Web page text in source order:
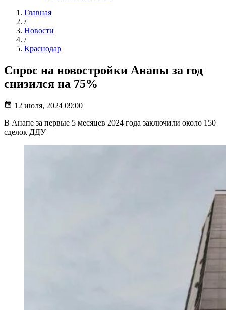
Главная
/
Новости
/
Краснодар
Спрос на новостройки Анапы за год
снизился на 75%
12 июля, 2024 09:00
В Анапе за первые 5 месяцев 2024 года заключили около 150
сделок ДДУ